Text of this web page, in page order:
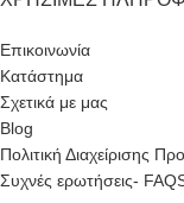
Επικοινωνία
Κατάστημα
Σχετικά με μας
Blog
Πολιτική Διαχείρισης
Συχνές ερωτήσεις-